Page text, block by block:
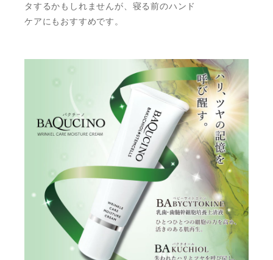
タするかもしれませんが、寝る前のハンド
ケアにもおすすめです。